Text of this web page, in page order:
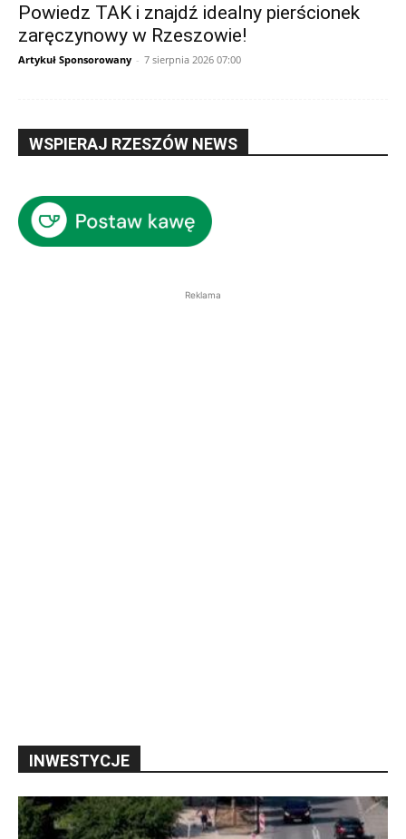
Powiedz TAK i znajdź idealny pierścionek
zaręczynowy w Rzeszowie!
Artykuł Sponsorowany - 7 sierpnia 2026 07:00
WSPIERAJ RZESZÓW NEWS
Reklama
INWESTYCJE